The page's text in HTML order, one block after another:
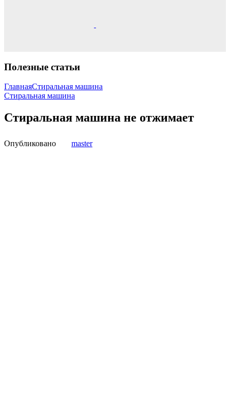
Полезные статьи
ГлавнаяСтиральная машина
Стиральная машина
Стиральная машина не отжимает
Опубликовано master